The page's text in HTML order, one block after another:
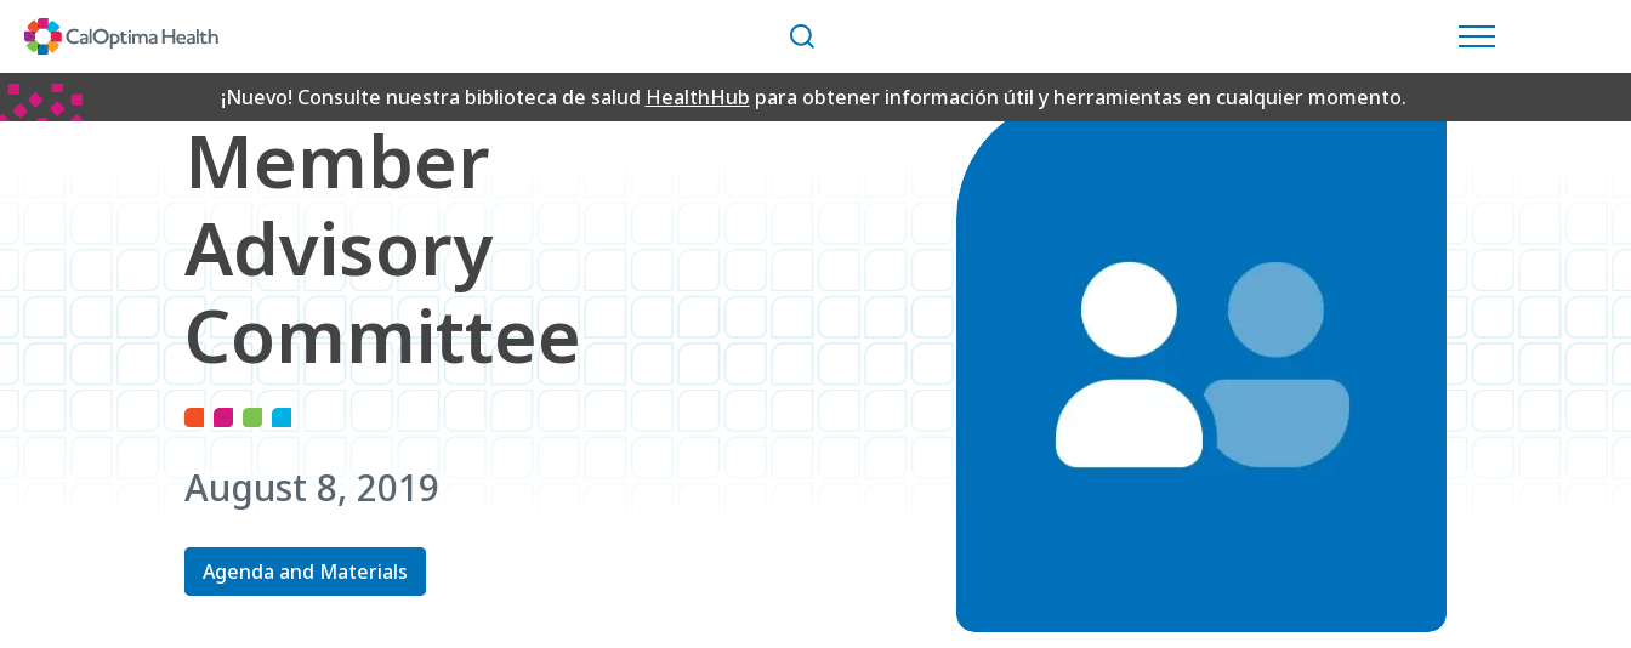
Content
Buscar
¡Nuevo! Consulte nuestra biblioteca de salud HealthHub para obtener información útil y herramientas en cualquier momento.
Member
Advisory
Committee
August 8, 2019
Agenda and Materials